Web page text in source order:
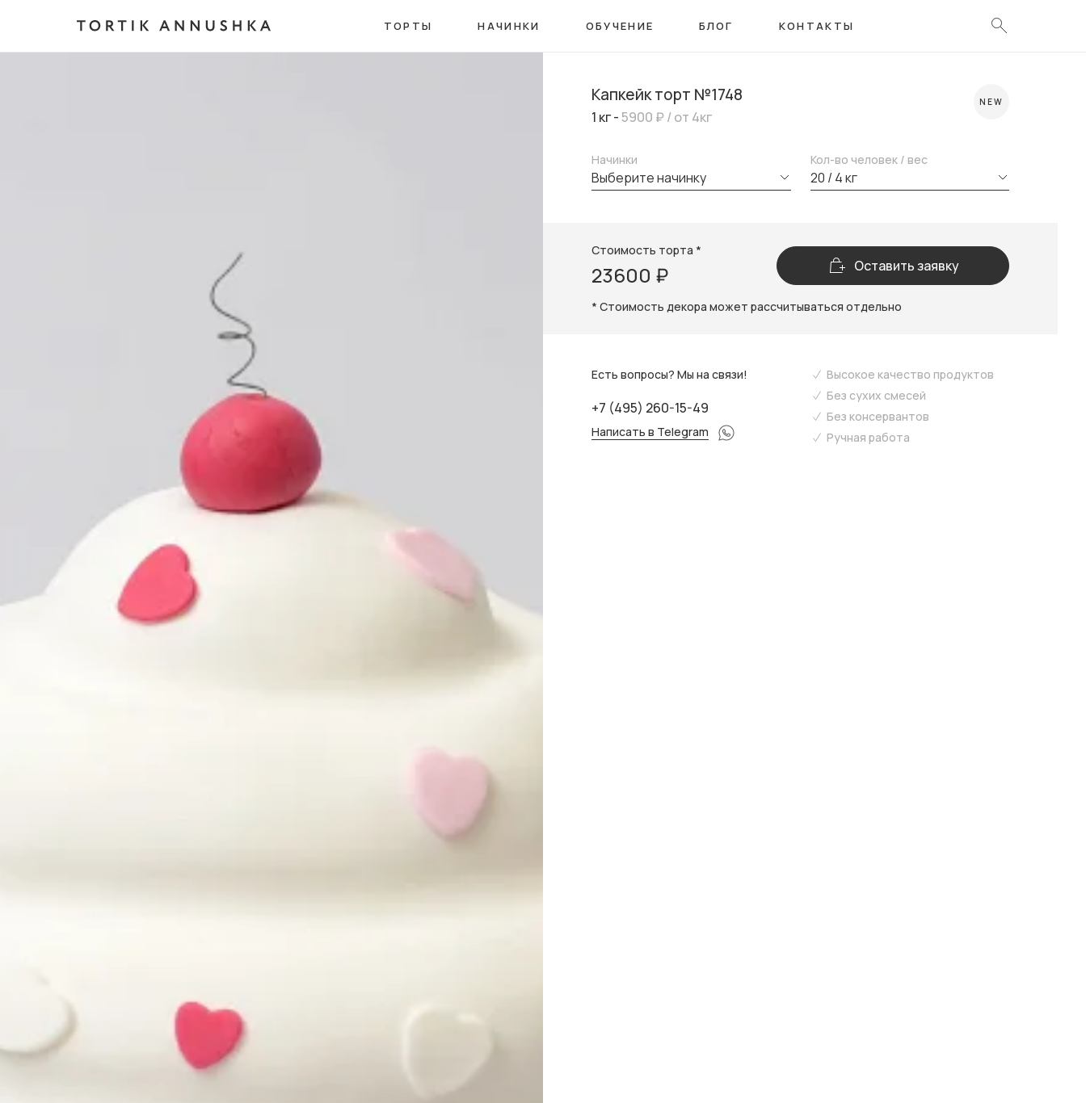
ТОРТЫ НАЧИНКИ ОБУЧЕНИЕ БЛОГ КОНТАКТЫ
Капкейк торт №1748
1 кг -5900 ₽ / от 4кг
NEW
Начинки
выберите начинку
Кол-во человек / вес
20 / 4 кг
Стоимость торта *
23600 ₽ Оставить заявку
* Стоимость декора может рассчитываться отдельно
Есть вопросы? Мы на связи!
+7 (495) 260-15-49
Написать в Telegram
Высокое качество продуктов
Без сухих смесей
Без консервантов
Ручная работа